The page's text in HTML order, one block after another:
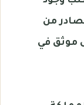
من
موثق في